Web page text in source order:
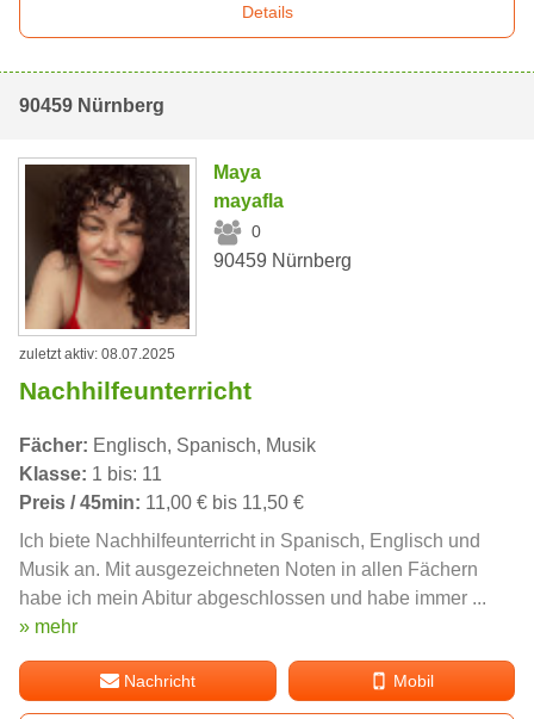
Details
90459 Nürnberg
Maya
mayafla
0
90459 Nürnberg
zuletzt aktiv: 08.07.2025
Nachhilfeunterricht
Fächer: Englisch, Spanisch, Musik
Klasse: 1 bis: 11
Preis / 45min: 11,00 € bis 11,50 €
Ich biete Nachhilfeunterricht in Spanisch, Englisch und
Musik an. Mit ausgezeichneten Noten in allen Fächern
habe ich mein Abitur abgeschlossen und habe immer ...
» mehr
Nachricht Mobil